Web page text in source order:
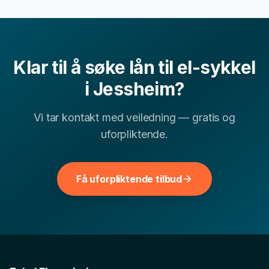
Ofte stilte spørsmål omlån til el-
Kan jeg få lån til el-sykkel i Jessheim med lav
Hvor lang tid tar det å få svar på lån til el-sykkel-
Hva er typisk rente for lån til el-sykkel i Akershus?
Andre finansielle tjenester i
Klar til å søke lån til el-sykkel
i Jessheim?
Vi tar kontakt med veiledning — gratis og
uforpliktende.
Få uforpliktende tilbud